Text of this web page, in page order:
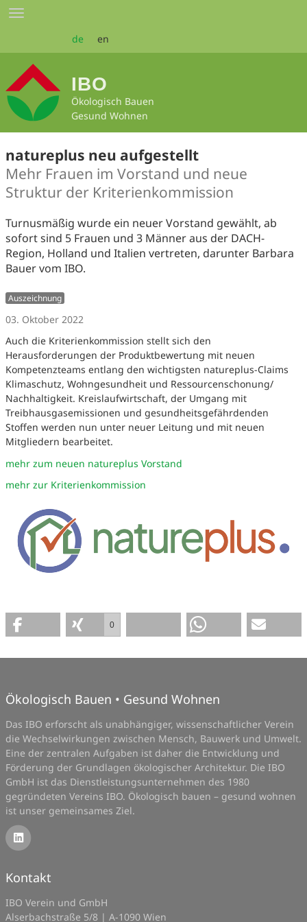
Zum
Seiteninhalt
Toggle
de en
IBO
Ökologisch Bauen
Gesund Wohnen
natureplus neu aufgestellt
Mehr Frauen im Vorstand und neue
Struktur der Kriterienkommission
Turnusmäßig wurde ein neuer Vorstand gewählt, ab
sofort sind 5 Frauen und 3 Männer aus der DACH-
Region, Holland und Italien vertreten, darunter Barbara
Bauer vom IBO.
Auszeichnung
03. Oktober 2022
Auch die Kriterienkommission stellt sich den
Herausforderungen der Produktbewertung mit neuen
Kompetenzteams entlang den wichtigsten natureplus-Claims
Klimaschutz, Wohngesundheit und Ressourcenschonung/
Nachhaltigkeit. Kreislaufwirtschaft, der Umgang mit
Treibhausgasemissionen und gesundheitsgefährdenden
Stoffen werden nun unter neuer Leitung und mit neuen
Mitgliedern bearbeitet.
mehr zum neuen natureplus Vorstand
mehr zur Kriterienkommission
0
Ökologisch Bauen • Gesund Wohnen
Das IBO erforscht als unabhängiger, wissenschaftlicher Verein
die Wechselwirkungen zwischen Mensch, Bauwerk und Umwelt.
Eine der zentralen Aufgaben ist daher die Entwicklung und
Förderung der Grundlagen ökologischer Architektur. Die IBO
GmbH ist das Dienstleistungsunternehmen des 1980
gegründeten Vereins IBO. Ökologisch bauen – gesund wohnen
ist unser gemeinsames Ziel.
Kontakt
IBO Verein und GmbH
Alserbachstraße 5/8 | A-1090 Wien